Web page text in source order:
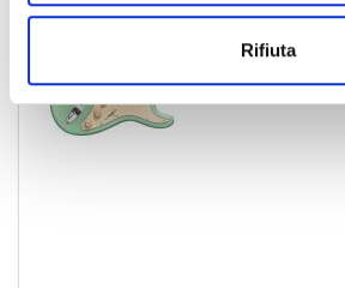
Rifiuta